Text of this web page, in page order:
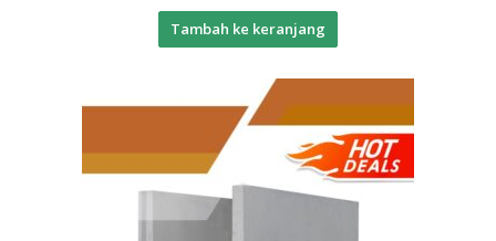
Tambah ke keranjang